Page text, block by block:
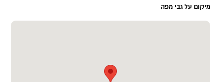
מיקום על גבי מפה